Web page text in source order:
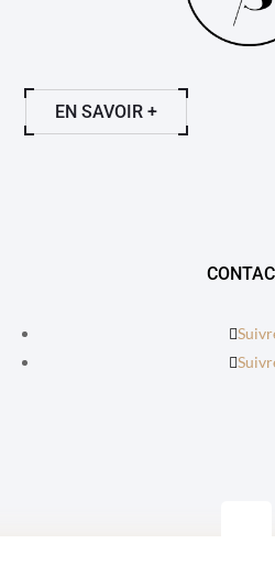
EN SAVOIR +